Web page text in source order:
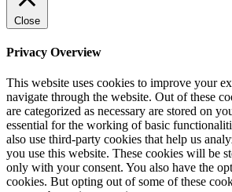
Close
Privacy Overview
This website uses cookies to improve your
navigate through the website. Out of these
are categorized as necessary are stored on
essential for the working of basic
also use third-party cookies that help us
you use this website. These cookies will be
only with your consent. You also have the
cookies. But opting out of some of these